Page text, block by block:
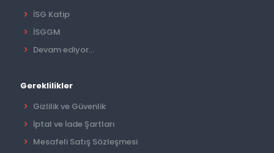
İSG Katip
İSGGM
Devam ediyor...
Gereklilikler
Gizlilik ve Güvenlik
İptal ve İade Şartları
Mesafeli Satış Sözleşmesi